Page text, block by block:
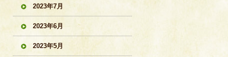
2023年7月
2023年6月
2023年5月